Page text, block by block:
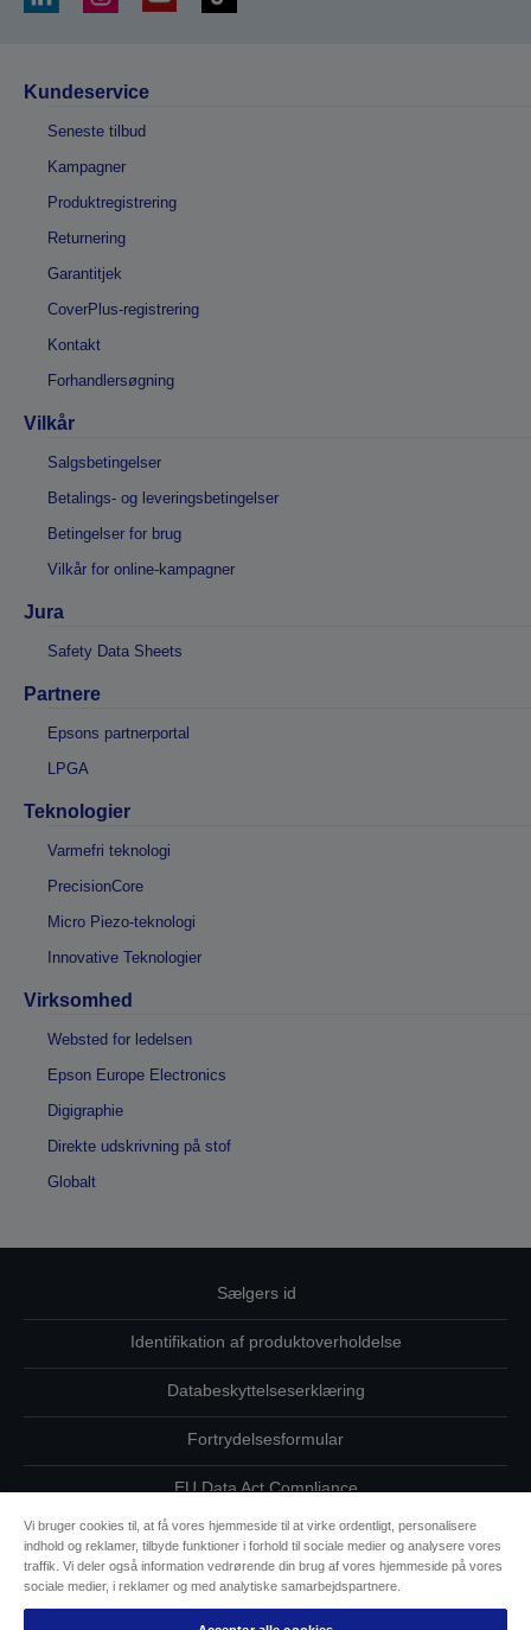
Kundeservice
Seneste tilbud
Kampagner
Produktregistrering
Returnering
Garantitjek
CoverPlus-registrering
Kontakt
Forhandlersøgning
Vilkår
Salgsbetingelser
Betalings- og leveringsbetingelser
Betingelser for brug
Vilkår for online-kampagner
Jura
Safety Data Sheets
Partnere
Epsons partnerportal
LPGA
Teknologier
Varmefri teknologi
PrecisionCore
Micro Piezo-teknologi
Innovative Teknologier
Virksomhed
Websted for ledelsen
Epson Europe Electronics
Digigraphie
Direkte udskrivning på stof
Globalt
Sælgers id
Identifikation af produktoverholdelse
Databeskyttelseserklæring
Fortrydelsesformular
EU Data Act Compliance
Kontakt os vedrørende dine data
Oplysninger om cookies
Vi bruger cookies til, at få vores hjemmeside til at virke ordentligt, personalisere
indhold og reklamer, tilbyde funktioner i forhold til sociale medier og analysere vores
traffik. Vi deler også information vedrørende din brug af vores hjemmeside på vores
sociale medier, i reklamer og med analytiske samarbejdspartnere.